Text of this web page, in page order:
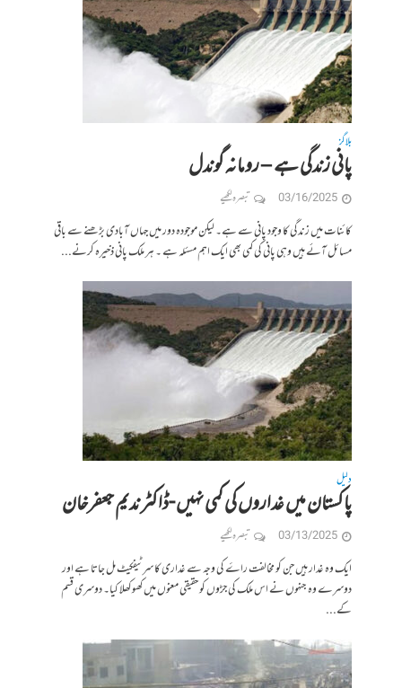
بلاگز
پانی زندگی ہے – رومانہ گوندل
03/16/2025 تبصرہ لکھیے
کائنات میں زندگی کا وجود پانی سے ہے۔ لیکن موجودہ دور میں جہاں آبادی بڑھنے سے باقی
مسائل آئے ہیں وہی پانی کی کمی بھی ایک اہم مسئلہ ہے ۔ ہر ملک پانی ذخیرہ کرنے...
دلیل
پاکستان میں غداروں کی کمی نہیں -ڈاکٹر ندیم جعفرخان
03/13/2025 تبصرہ لکھیے
ایک وہ غدار ہیں جن کو مخالفت راۓ کی وجہ سے غداری کا سرٹیفکیٹ مل جاتا ہے اور
دوسرے وہ جنہوں نے اس ملک کی جڑوں کو حقیقی معنوں میں کھوکھلا کیا۔ دوسری قسم
کے...